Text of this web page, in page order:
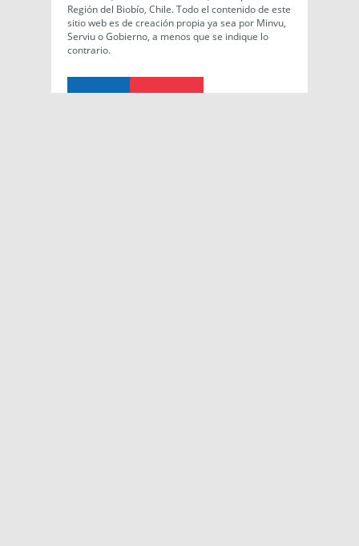
Región del Biobío, Chile. Todo el contenido de este
sitio web es de creación propia ya sea por Minvu,
Serviu o Gobierno, a menos que se indique lo
contrario.